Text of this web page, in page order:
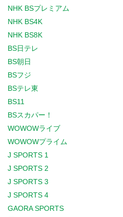
NHK BSプレミアム
NHK BS4K
NHK BS8K
BS日テレ
BS朝日
BSフジ
BSテレ東
BS11
BSスカパー！
WOWOWライブ
WOWOWプライム
J SPORTS 1
J SPORTS 2
J SPORTS 3
J SPORTS 4
GAORA SPORTS